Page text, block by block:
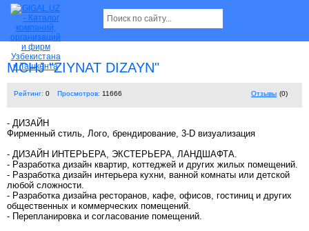
MCHJ "ZIYNAT DIZAYN"
Рейтинг: 0 Просмотров: 11666 Отзывы (0)
- ДИЗАЙН
Фирменный стиль, Лого, брендирование, 3-D визуализация
- ДИЗАЙН ИНТЕРЬЕРА, ЭКСТЕРЬЕРА, ЛАНДШАФТА.
- Разработка дизайн квартир, коттеджей и других жилых помещений.
- Разработка дизайн интерьера кухни, ванной комнаты или детской
любой сложности.
- Разработка дизайна ресторанов, кафе, офисов, гостиниц и других
общественных и коммерческих помещений.
- Перепланировка и согласование помещений.